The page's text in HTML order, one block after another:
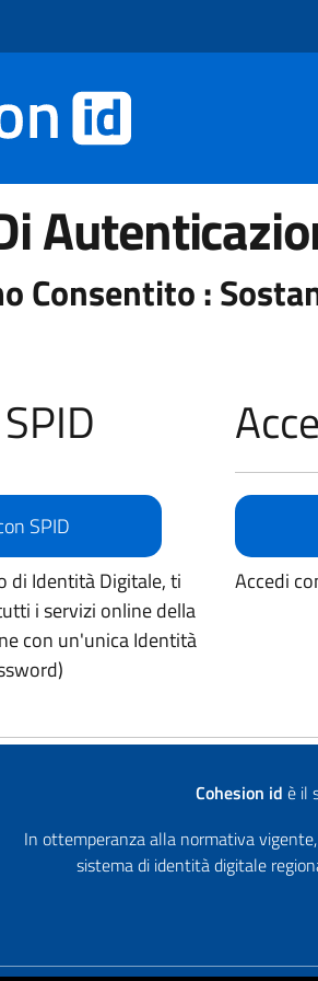
Consentito :
SPID
di Identità Digitale, ti
i servizi online della
con un'unica Identità
Accedi
Cohesion id è il
In ottemperanza alla normativa
sistema di identità digitale